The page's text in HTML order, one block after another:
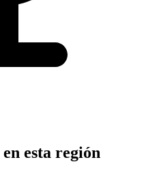
esta región